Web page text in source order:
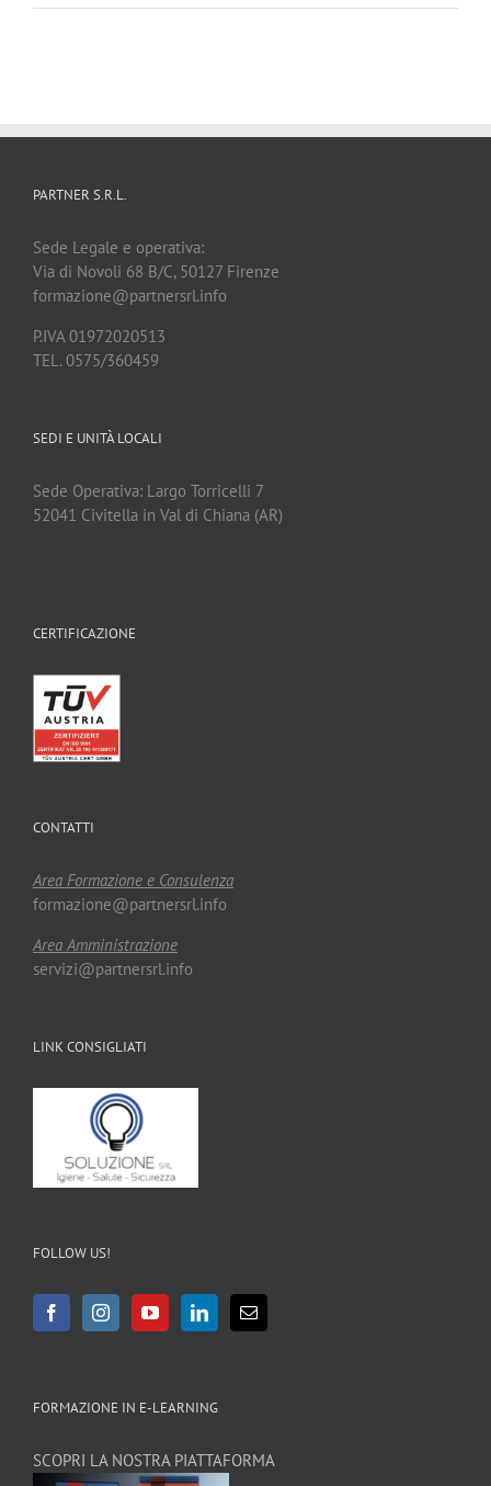
NORMATIVA
PARTNER S.R.L.
Sede Legale e operativa:
Via di Novoli 68 B/C, 50127 Firenze
formazione@partnersrl.info
P.IVA 01972020513
TEL. 0575/360459
SEDI E UNITÀ LOCALI
Sede Operativa: Largo Torricelli 7
52041 Civitella in Val di Chiana (AR)
CERTIFICAZIONE
CONTATTI
Area Formazione e Consulenza
formazione@partnersrl.info
Area Amministrazione
servizi@partnersrl.info
LINK CONSIGLIATI
FOLLOW US!
FORMAZIONE IN E-LEARNING
SCOPRI LA NOSTRA PIATTAFORMA